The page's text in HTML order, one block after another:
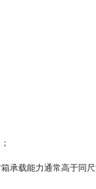
承载能力通常高于同